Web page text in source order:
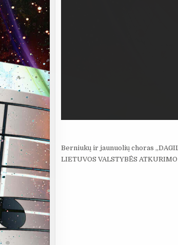
Berniukų ir jaunuolių choras
LIETUVOS VALSTYBĖS